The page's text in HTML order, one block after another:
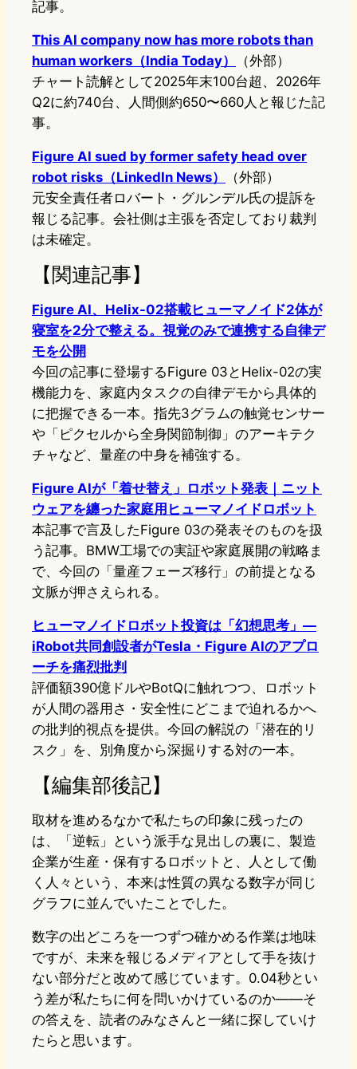
記事。
This AI company now has more robots than
human workers（India Today）
（外部）
チャート読解として2025年末100台超、2026年
Q2に約740台、人間側約650〜660人と報じた記
事。
Figure AI sued by former safety head over
robot risks（LinkedIn News）
（外部）
元安全責任者ロバート・グルンデル氏の提訴を
報じる記事。会社側は主張を否定しており裁判
は未確定。
【関連記事】
Figure AI、Helix-02搭載ヒューマノイド2体が
寝室を2分で整える。視覚のみで連携する自律デ
モを公開
今回の記事に登場するFigure 03とHelix-02の実
機能力を、家庭内タスクの自律デモから具体的
に把握できる一本。指先3グラムの触覚センサー
や「ピクセルから全身関節制御」のアーキテク
チャなど、量産の中身を補強する。
Figure AIが「着せ替え」ロボット発表｜ニット
ウェアを纏った家庭用ヒューマノイドロボット
本記事で言及したFigure 03の発表そのものを扱
う記事。BMW工場での実証や家庭展開の戦略ま
で、今回の「量産フェーズ移行」の前提となる
文脈が押さえられる。
ヒューマノイドロボット投資は「幻想思考」—
iRobot共同創設者がTesla・Figure AIのアプロ
ーチを痛烈批判
評価額390億ドルやBotQに触れつつ、ロボット
が人間の器用さ・安全性にどこまで迫れるかへ
の批判的視点を提供。今回の解説の「潜在的リ
スク」を、別角度から深掘りする対の一本。
【編集部後記】
取材を進めるなかで私たちの印象に残ったの
は、「逆転」という派手な見出しの裏に、製造
企業が生産・保有するロボットと、人として働
く人々という、本来は性質の異なる数字が同じ
グラフに並んでいたことでした。
数字の出どころを一つずつ確かめる作業は地味
ですが、未来を報じるメディアとして手を抜け
ない部分だと改めて感じています。0.04秒とい
う差が私たちに何を問いかけているのか——そ
の答えを、読者のみなさんと一緒に探していけ
たらと思います。